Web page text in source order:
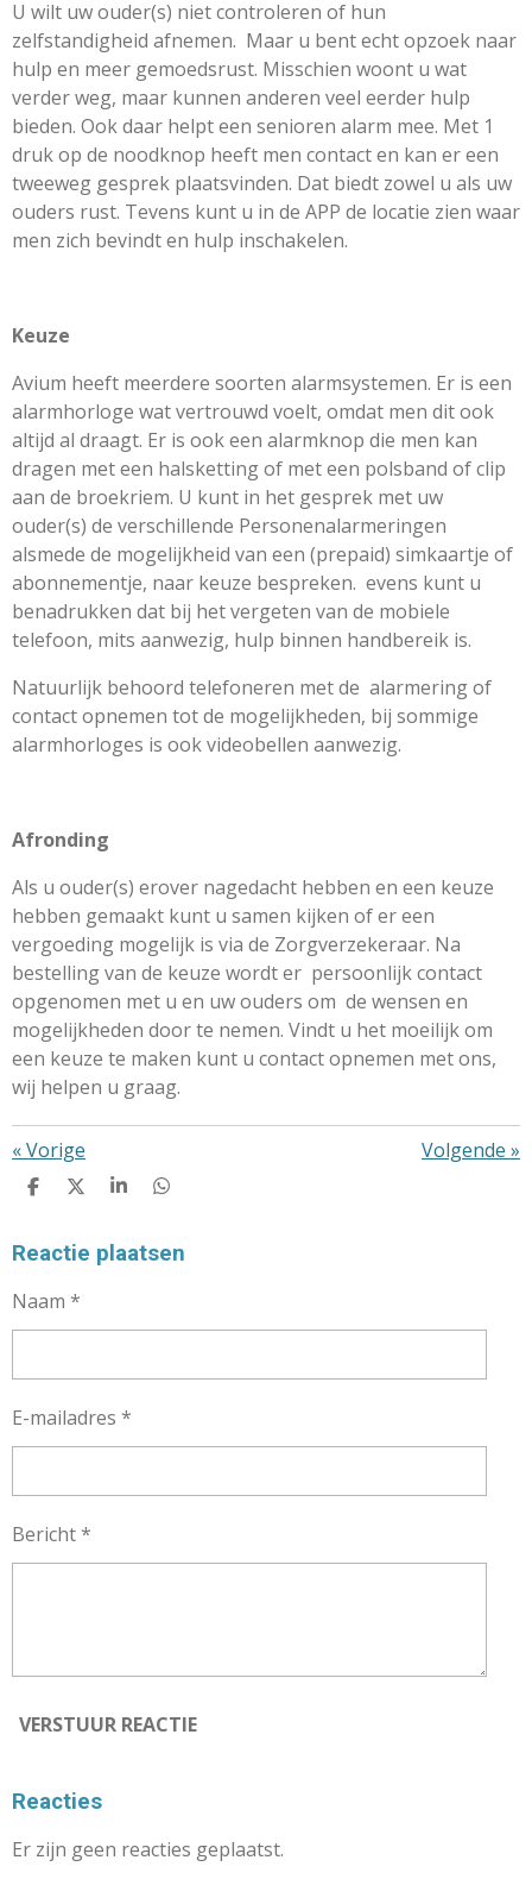
U wilt uw ouder(s) niet controleren of hun
zelfstandigheid afnemen. Maar u bent echt opzoek naar
hulp en meer gemoedsrust. Misschien woont u wat
verder weg, maar kunnen anderen veel eerder hulp
bieden. Ook daar helpt een senioren alarm mee. Met 1
druk op de noodknop heeft men contact en kan er een
tweeweg gesprek plaatsvinden. Dat biedt zowel u als uw
ouders rust. Tevens kunt u in de APP de locatie zien waar
men zich bevindt en hulp inschakelen.
Keuze
Avium heeft meerdere soorten alarmsystemen. Er is een
alarmhorloge wat vertrouwd voelt, omdat men dit ook
altijd al draagt. Er is ook een alarmknop die men kan
dragen met een halsketting of met een polsband of clip
aan de broekriem. U kunt in het gesprek met uw
ouder(s) de verschillende Personenalarmeringen
alsmede de mogelijkheid van een (prepaid) simkaartje of
abonnementje, naar keuze bespreken. evens kunt u
benadrukken dat bij het vergeten van de mobiele
telefoon, mits aanwezig, hulp binnen handbereik is.
Natuurlijk behoord telefoneren met de alarmering of
contact opnemen tot de mogelijkheden, bij sommige
alarmhorloges is ook videobellen aanwezig.
Afronding
Als u ouder(s) erover nagedacht hebben en een keuze
hebben gemaakt kunt u samen kijken of er een
vergoeding mogelijk is via de Zorgverzekeraar. Na
bestelling van de keuze wordt er persoonlijk contact
opgenomen met u en uw ouders om de wensen en
mogelijkheden door te nemen. Vindt u het moeilijk om
een keuze te maken kunt u contact opnemen met ons,
wij helpen u graag.
«Vorige Volgende »
D
E
D
L
S
R
D
E
Reactie plaatsen
Naam *
E-mailadres *
Bericht *
VERSTUUR REACTIE
Reacties
Er zijn geen reacties geplaatst.